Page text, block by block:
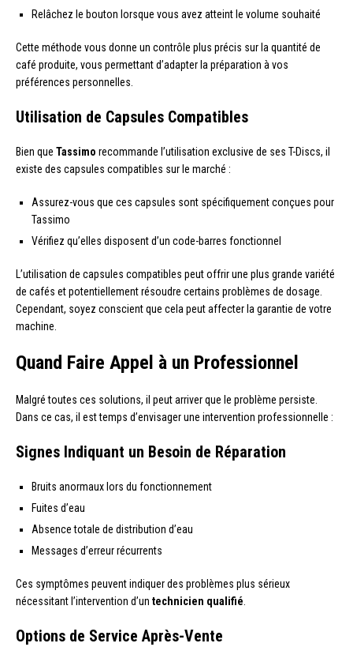
Relâchez le bouton lorsque vous avez atteint le volume souhaité
Cette méthode vous donne un contrôle plus précis sur la quantité de
café produite, vous permettant d’adapter la préparation à vos
préférences personnelles.
Utilisation de Capsules Compatibles
Bien que Tassimo recommande l’utilisation exclusive de ses T-Discs, il
existe des capsules compatibles sur le marché :
Assurez-vous que ces capsules sont spécifiquement conçues pour
Tassimo
Vérifiez qu’elles disposent d’un code-barres fonctionnel
L’utilisation de capsules compatibles peut offrir une plus grande variété
de cafés et potentiellement résoudre certains problèmes de dosage.
Cependant, soyez conscient que cela peut affecter la garantie de votre
machine.
Quand Faire Appel à un Professionnel
Malgré toutes ces solutions, il peut arriver que le problème persiste.
Dans ce cas, il est temps d’envisager une intervention professionnelle :
Signes Indiquant un Besoin de Réparation
Bruits anormaux lors du fonctionnement
Fuites d’eau
Absence totale de distribution d’eau
Messages d’erreur récurrents
Ces symptômes peuvent indiquer des problèmes plus sérieux
nécessitant l’intervention d’un technicien qualifié.
Options de Service Après-Vente